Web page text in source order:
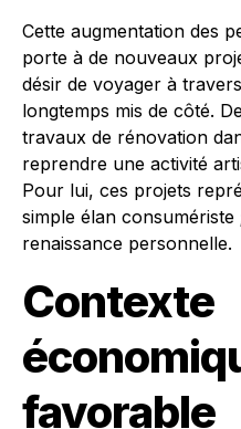
Cette augmentation des
porte à de nouveaux
désir de voyager à
longtemps mis de côté.
travaux de rénovation
reprendre une activité
Pour lui, ces projets
simple élan
renaissance personnelle.
Contexte
favorable